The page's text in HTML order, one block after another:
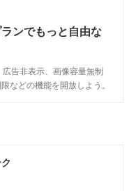
ンでもっと自由な
告非表示、画像容量無制
などの機能を開放しよう。